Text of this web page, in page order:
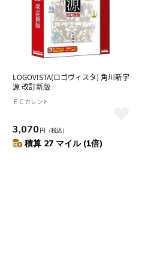
LOGOVISTA(ロゴヴィスタ) 角川新字
源 改訂新版
ＥＣカレント
3,070 円 （税込）
積算 27 マイル (1倍)